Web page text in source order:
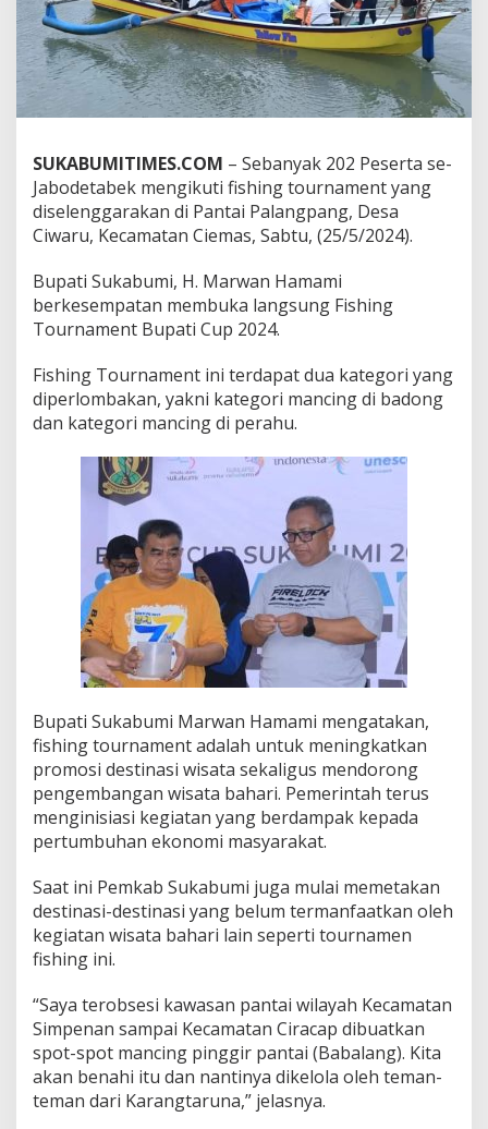
a
t
i
C
u
p
p
a
y
a
G
l
i
P
e
n
s
W
i
a
K
a
b
u
p
a
e
n
S
u
k
a
b
m
i
SUKABUMITIMES.COM – Sebanyak 202 Peserta se-
Jabodetabek mengikuti fishing tournament yang
diselenggarakan di Pantai Palangpang, Desa
Ciwaru, Kecamatan Ciemas, Sabtu, (25/5/2024).
Bupati Sukabumi, H. Marwan Hamami
berkesempatan membuka langsung Fishing
Tournament Bupati Cup 2024.
Fishing Tournament ini terdapat dua kategori yang
diperlombakan, yakni kategori mancing di badong
dan kategori mancing di perahu.
Bupati Sukabumi Marwan Hamami mengatakan,
fishing tournament adalah untuk meningkatkan
promosi destinasi wisata sekaligus mendorong
pengembangan wisata bahari. Pemerintah terus
menginisiasi kegiatan yang berdampak kepada
pertumbuhan ekonomi masyarakat.
Saat ini Pemkab Sukabumi juga mulai memetakan
destinasi-destinasi yang belum termanfaatkan oleh
kegiatan wisata bahari lain seperti tournamen
fishing ini.
“Saya terobsesi kawasan pantai wilayah Kecamatan
Simpenan sampai Kecamatan Ciracap dibuatkan
spot-spot mancing pinggir pantai (Babalang). Kita
akan benahi itu dan nantinya dikelola oleh teman-
teman dari Karangtaruna,” jelasnya.